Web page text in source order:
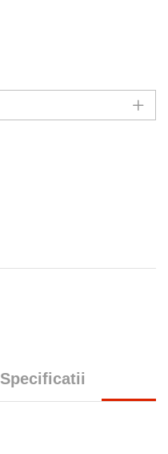
Specificatii